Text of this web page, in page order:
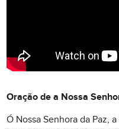
Oração de a Nossa
Ó Nossa Senhora da Paz,